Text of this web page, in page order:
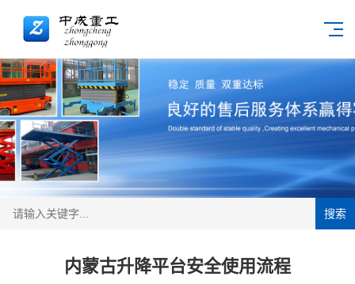
搜索
内蒙古升降平台安全使用流程